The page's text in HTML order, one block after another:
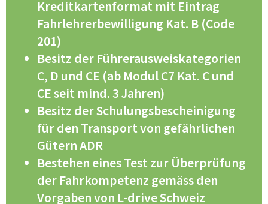
Kreditkartenformat mit Eintrag
Fahrlehrerbewilligung Kat. B (Code
201)
Besitz der Führerausweiskategorien
C, D und CE (ab Modul C7 Kat. C und
CE seit mind. 3 Jahren)
Besitz der Schulungsbescheinigung
für den Transport von gefährlichen
Gütern ADR
Bestehen eines Test zur Überprüfung
der Fahrkompetenz gemäss den
Vorgaben von L-drive Schweiz